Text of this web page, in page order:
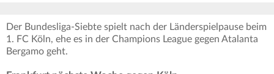
Der Bundesliga-Siebte spielt nach der Länderspielpause beim
1. FC Köln, ehe es in der Champions League gegen Atalanta
Bergamo geht.